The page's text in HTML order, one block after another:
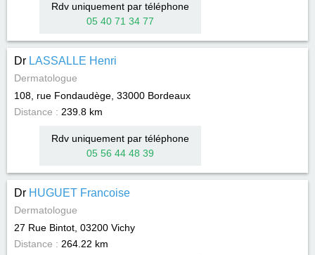
Rdv uniquement par téléphone
05 40 71 34 77
Dr LASSALLE Henri
Dermatologue
108, rue Fondaudège, 33000 Bordeaux
Distance : 239.8 km
Rdv uniquement par téléphone
05 56 44 48 39
Dr HUGUET Francoise
Dermatologue
27 Rue Bintot, 03200 Vichy
Distance : 264.22 km